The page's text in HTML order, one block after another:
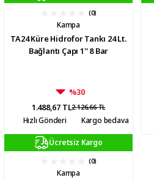
(0)
Kampa
TA24 Küre Hidrofor Tankı 24 Lt.
Bağlantı Çapı 1'' 8 Bar
%30
1.488,67 TL2.126,66 TL
Hızlı Gönderi Kargo bedava
Ücretsiz Kargo
(0)
Kampa